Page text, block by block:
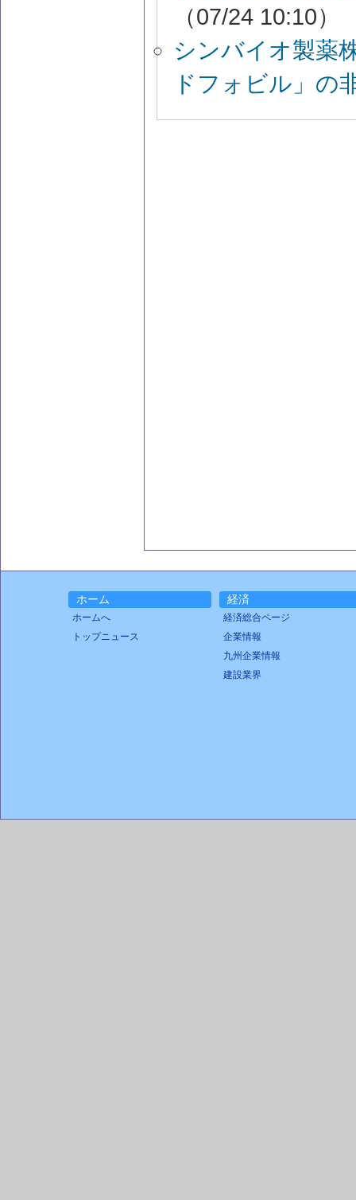
（07/24 10:10）
シンバイオ製薬
ドフォビル」の
ホーム
ホームへ
トップニュース
経済
経済総合ページ
企業情報
九州企業情報
建設業界